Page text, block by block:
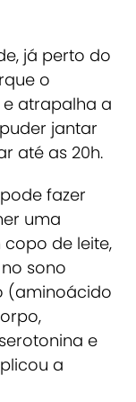
já perto do
o
atrapalha a
jantar
até as 20h.
fazer
uma
de leite,
sono
(aminoácido
e
a